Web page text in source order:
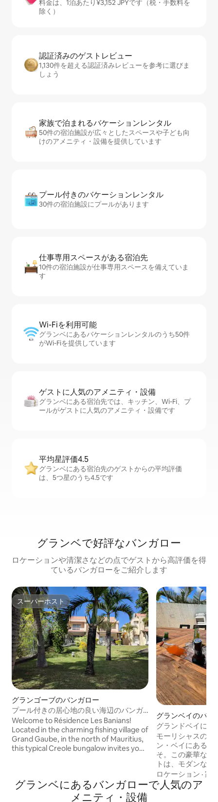
料金は、1泊あたり¥3,152 JPYです（税・手数料を
除く）
認証済みのゲ⁠ス⁠ト⁠レ⁠ビ⁠ュ⁠ー
1,130件を超える認証済みレビューを参考に選びま
しょう
家族で泊まれるバ⁠ケ⁠ー⁠シ⁠ョ⁠ンレ⁠ン⁠タ⁠ル
50件の宿泊施設が広々としたスペースや子ども向
けのアメニティ・設備を提供しています
プール付きのバ⁠ケ⁠ー⁠シ⁠ョ⁠ンレ⁠ン⁠タ⁠ル
30件の宿泊施設にプールがあります
仕事専用ス⁠ペ⁠ー⁠スがあ⁠る宿⁠泊⁠先
10件の宿泊施設が仕事専用スペースを備えていま
す
Wi-Fiを利⁠用⁠可⁠能
グランベにあるバケーションレンタルのうち50件
がWi-Fiを提供しています
ゲストに人⁠気⁠のア⁠メ⁠ニ⁠テ⁠ィ・設⁠備
グランベにある宿泊先では、キッチン、Wi-Fi、プ
ールがゲストに人気のアメニティ・設備です
平均星評価4.5
グランベにある宿泊先のゲストからの平均評価
は、5つ星のうち4.5です
グランベで好評なバンガロー
ロケーションや清潔さなどの点でゲストから高評価を得
ているバンガローをご紹介します
スーパーホスト
スーパーホスト
グランゴーブのバンガロー
プール付きの居心地の良い海辺のバンガ
ロー
Welcome to Résidence Les Banians!
Located in the charming fishing village of
Grand Gaube, in the north of Mauritius,
this typical Creole bungalow invites you
unforgettable!
グランベイのバン
グランドベイにあ
モーリシャスの活
ン・ベイにある魅
そ。この豪華な4
トは、モダンな
会うのどかな隠れ家です。
踏み入れると、エ
囲気があります。
ロケーション ·家
グランベにあるバンガローで人気のア
メニティ・設備